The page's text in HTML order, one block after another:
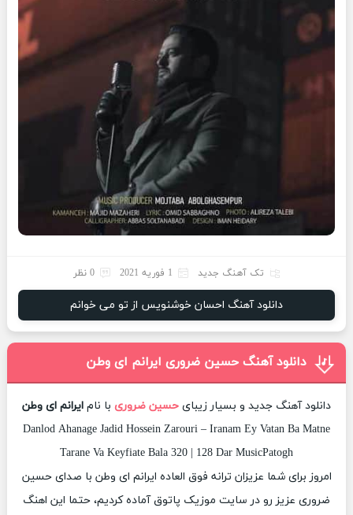
تک آهنگ جدید 1 فوریه 2021 0 نظر
دانلود آهنگ احسان خوشنویس از تو می خوانم
دانلود آهنگ حسین ضروری ایرانم ای وطن
دانلود آهنگ جدید و بسیار زیبای حسین ضروری با نام ایرانم ای وطن
Danlod Ahanage Jadid Hossein Zarouri – Iranam Ey Vatan Ba Matne
Tarane Va Keyfiate Bala 320 | 128 Dar MusicPatogh
امروز برای شما عزیزان ترانه فوق العاده ایرانم ای وطن با صدای حسین
ضروری عزیز رو در سایت موزیک پاتوق آماده کردیم، حتما این اهنگ